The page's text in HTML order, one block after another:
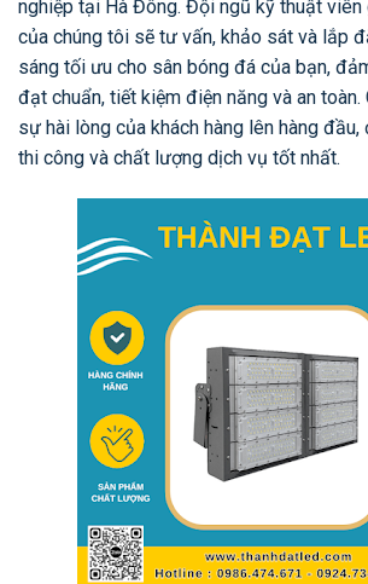
nghiệp tại Hà Đông. Đội ngũ kỹ thuật viên
của chúng tôi sẽ tư vấn, khảo sát và lắp
sáng tối ưu cho sân bóng đá của bạn,
đạt chuẩn, tiết kiệm điện năng và an
sự hài lòng của khách hàng lên hàng
thi công và chất lượng dịch vụ tốt nhất.